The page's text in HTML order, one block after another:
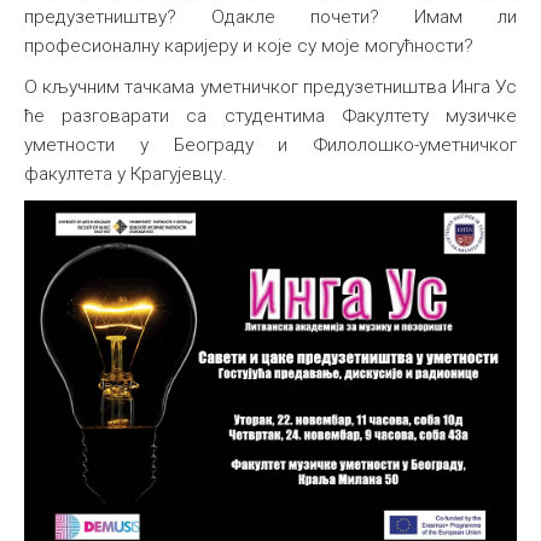
предузетништву? Одакле почети? Имам ли
професионалну каријеру и које су моје могућности?
О кључним тачкама уметничког предузетништва Инга Ус
ће разговарати са студентима Факултету музичке
уметности у Београду и Филолошко-уметничког
факултета у Крагујевцу.